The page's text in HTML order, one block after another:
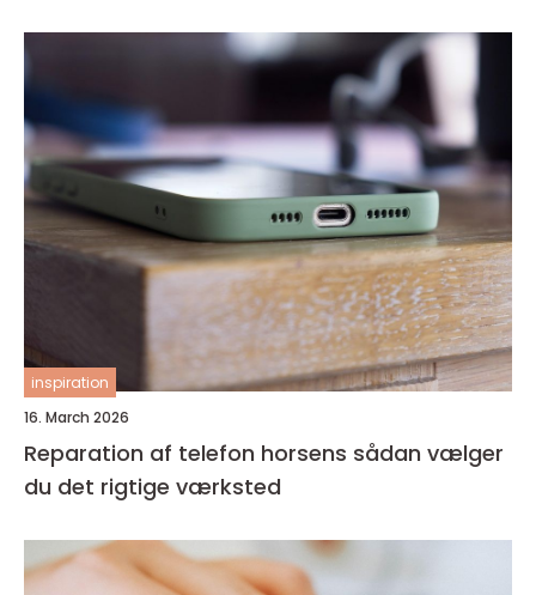
inspiration
16. March 2026
Reparation af telefon horsens sådan vælger
du det rigtige værksted